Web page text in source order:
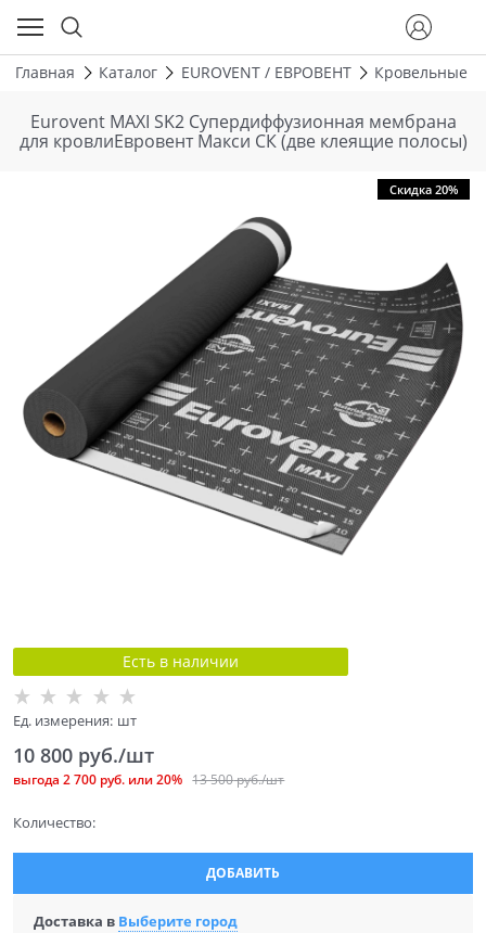
Главная Каталог EUROVENT / ЕВРОВЕНТ Кровельные
Eurovent MAXI SK2 Супердиффузионная мембрана
для кровлиЕвровент Макси СК (две клеящие полосы)
Скидка 20%
Есть в наличии
Ед. измерения: шт
13 500 руб./шт
10 800 руб./шт
выгода 2 700 руб. или20%
Количество:
ДОБАВИТЬ
Доставка в Выберите город